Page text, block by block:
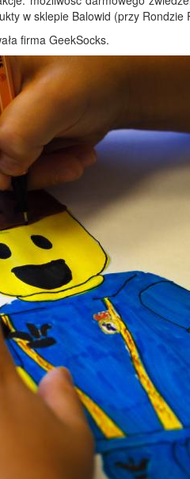
w sklepie Balowid (przy Rondzie
firma GeekSocks.